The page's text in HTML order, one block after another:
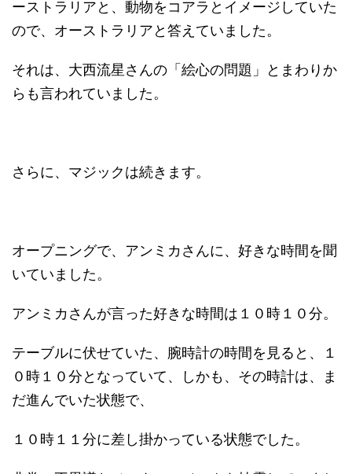
ーストラリアと、動物をコアラとイメージしていた
ので、オーストラリアと答えていました。
それは、大西流星さんの「絵心の問題」とまわりか
らも言われていました。
さらに、マジックは続きます。
オープニングで、アンミカさんに、好きな時間を聞
いていました。
アンミカさんが言った好きな時間は１０時１０分。
テーブルに伏せていた、腕時計の時間を見ると、１
０時１０分となっていて、しかも、その時計は、ま
だ進んでいた状態で、
１０時１１分に差し掛かっている状態でした。